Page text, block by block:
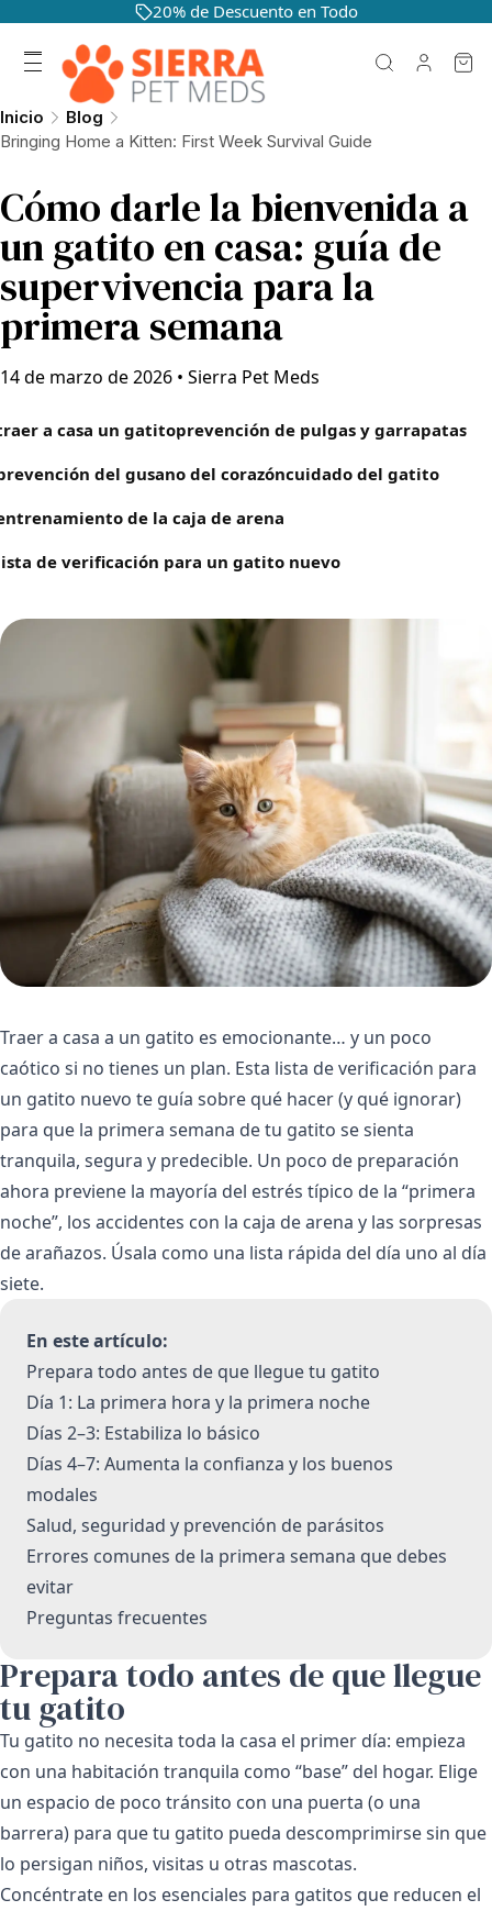
20% de Descuento en Todo
Inicio
Blog
Bringing Home a Kitten: First Week Survival Guide
Cómo darle la bienvenida a
un gatito en casa: guía de
supervivencia para la
primera semana
14 de marzo de 2026 • Sierra Pet Meds
a casa un gatitoprevención de pulgas y garrapatas
del gusano del corazóncuidado del gatito
de la caja de arena
de verificación para un gatito nuevo
Traer a casa a un gatito es emocionante… y un poco
caótico si no tienes un plan. Esta lista de verificación para
un gatito nuevo te guía sobre qué hacer (y qué ignorar)
para que la primera semana de tu gatito se sienta
tranquila, segura y predecible. Un poco de preparación
ahora previene la mayoría del estrés típico de la “primera
noche”, los accidentes con la caja de arena y las sorpresas
de arañazos. Úsala como una lista rápida del día uno al día
siete.
En este artículo:
Prepara todo antes de que llegue tu gatito
Día 1: La primera hora y la primera noche
Días 2–3: Estabiliza lo básico
Días 4–7: Aumenta la confianza y los buenos
modales
Salud, seguridad y prevención de parásitos
Errores comunes de la primera semana que debes
evitar
Preguntas frecuentes
Prepara todo antes de que llegue
tu gatito
Tu gatito no necesita toda la casa el primer día: empieza
con una habitación tranquila como “base” del hogar. Elige
un espacio de poco tránsito con una puerta (o una
barrera) para que tu gatito pueda descomprimirse sin que
lo persigan niños, visitas u otras mascotas.
Concéntrate en los esenciales para gatitos que reducen el